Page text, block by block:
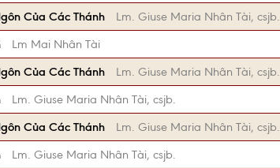
Của Các Thánh
Lm. Giuse Maria Nhân Tài, csjb.
Lm Mai Nhân Tài
Của Các Thánh
Lm. Giuse Maria Nhân Tài, csjb.
Lm. Giuse Maria Nhân Tài, csjb.
Của Các Thánh
Lm. Giuse Maria Nhân Tài, csjb.
Lm. Giuse Maria Nhân Tài, csjb.